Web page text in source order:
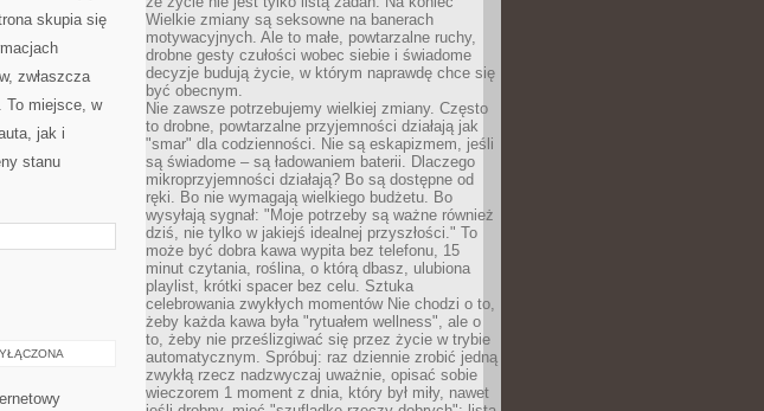
skupia się
zwłaszcza
To miejsce, w
jak i
stanu
Wielkie zmiany są seksowne na banerach
motywacyjnych. Ale to małe, powtarzalne ruchy,
drobne gesty czułości wobec siebie i świadome
decyzje budują życie, w którym naprawdę chce się
być obecnym.
Nie zawsze potrzebujemy wielkiej zmiany. Często
to drobne, powtarzalne przyjemności działają jak
"smar" dla codzienności. Nie są eskapizmem, jeśli
są świadome – są ładowaniem baterii. Dlaczego
mikroprzyjemności działają? Bo są dostępne od
ręki. Bo nie wymagają wielkiego budżetu. Bo
wysyłają sygnał: "Moje potrzeby są ważne również
dziś, nie tylko w jakiejś idealnej przyszłości." To
może być dobra kawa wypita bez telefonu, 15
minut czytania, roślina, o którą dbasz, ulubiona
playlist, krótki spacer bez celu. Sztuka
celebrowania zwykłych momentów Nie chodzi o to,
żeby każda kawa była "rytuałem wellness", ale o
to, żeby nie prześlizgiwać się przez życie w trybie
automatycznym. Spróbuj: raz dziennie zrobić jedną
zwykłą rzecz nadzwyczaj uważnie, opisać sobie
wieczorem 1 moment z dnia, który był miły, nawet